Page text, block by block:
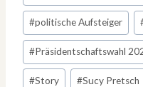
#politische Aufsteiger
#Präsidentschaftswahl
#Story #Sucy Pretsch